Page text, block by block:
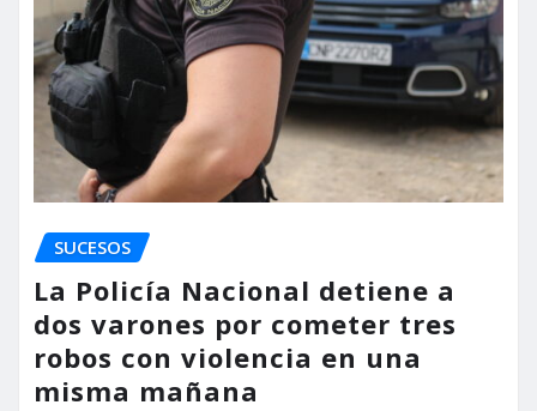
SUCESOS
La Policía Nacional detiene a
dos varones por cometer tres
robos con violencia en una
misma mañana